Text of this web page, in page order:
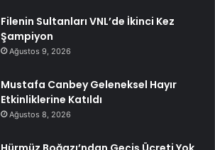
Filenin Sultanları VNL’de İkinci Kez
Şampiyon
Ağustos 9, 2026
Mustafa Canbey Geleneksel Hayır
Etkinliklerine Katıldı
Ağustos 8, 2026